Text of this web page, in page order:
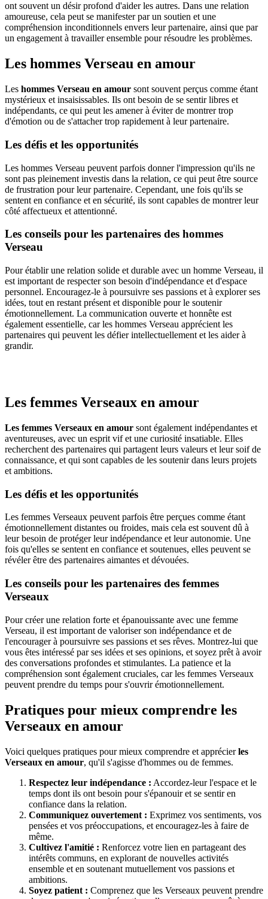
ont souvent un désir profond d'aider les autres. Dans une relation
amoureuse, cela peut se manifester par un soutien et une
compréhension inconditionnels envers leur partenaire, ainsi que par
un engagement à travailler ensemble pour résoudre les problèmes.
Les hommes Verseau en amour
Les hommes Verseau en amour sont souvent perçus comme étant
mystérieux et insaisissables. Ils ont besoin de se sentir libres et
indépendants, ce qui peut les amener à éviter de montrer trop
d'émotion ou de s'attacher trop rapidement à leur partenaire.
Les défis et les opportunités
Les hommes Verseau peuvent parfois donner l'impression qu'ils ne
sont pas pleinement investis dans la relation, ce qui peut être source
de frustration pour leur partenaire. Cependant, une fois qu'ils se
sentent en confiance et en sécurité, ils sont capables de montrer leur
côté affectueux et attentionné.
Les conseils pour les partenaires des hommes
Verseau
Pour établir une relation solide et durable avec un homme Verseau, il
est important de respecter son besoin d'indépendance et d'espace
personnel. Encouragez-le à poursuivre ses passions et à explorer ses
idées, tout en restant présent et disponible pour le soutenir
émotionnellement. La communication ouverte et honnête est
également essentielle, car les hommes Verseau apprécient les
partenaires qui peuvent les défier intellectuellement et les aider à
grandir.
Les femmes Verseaux en amour
Les femmes Verseaux en amour sont également indépendantes et
aventureuses, avec un esprit vif et une curiosité insatiable. Elles
recherchent des partenaires qui partagent leurs valeurs et leur soif de
connaissance, et qui sont capables de les soutenir dans leurs projets
et ambitions.
Les défis et les opportunités
Les femmes Verseaux peuvent parfois être perçues comme étant
émotionnellement distantes ou froides, mais cela est souvent dû à
leur besoin de protéger leur indépendance et leur autonomie. Une
fois qu'elles se sentent en confiance et soutenues, elles peuvent se
révéler être des partenaires aimantes et dévouées.
Les conseils pour les partenaires des femmes
Verseaux
Pour créer une relation forte et épanouissante avec une femme
Verseau, il est important de valoriser son indépendance et de
l'encourager à poursuivre ses passions et ses rêves. Montrez-lui que
vous êtes intéressé par ses idées et ses opinions, et soyez prêt à avoir
des conversations profondes et stimulantes. La patience et la
compréhension sont également cruciales, car les femmes Verseaux
peuvent prendre du temps pour s'ouvrir émotionnellement.
Pratiques pour mieux comprendre les
Verseaux en amour
Voici quelques pratiques pour mieux comprendre et apprécierles
Verseaux en amour, qu'il s'agisse d'hommes ou de femmes.
Respectez leur indépendance : Accordez-leur l'espace et le
temps dont ils ont besoin pour s'épanouir et se sentir en
confiance dans la relation.
Communiquez ouvertement : Exprimez vos sentiments, vos
pensées et vos préoccupations, et encouragez-les à faire de
même.
Cultivez l'amitié : Renforcez votre lien en partageant des
intérêts communs, en explorant de nouvelles activités
ensemble et en soutenant mutuellement vos passions et
ambitions.
Soyez patient : Comprenez que les Verseaux peuvent prendre